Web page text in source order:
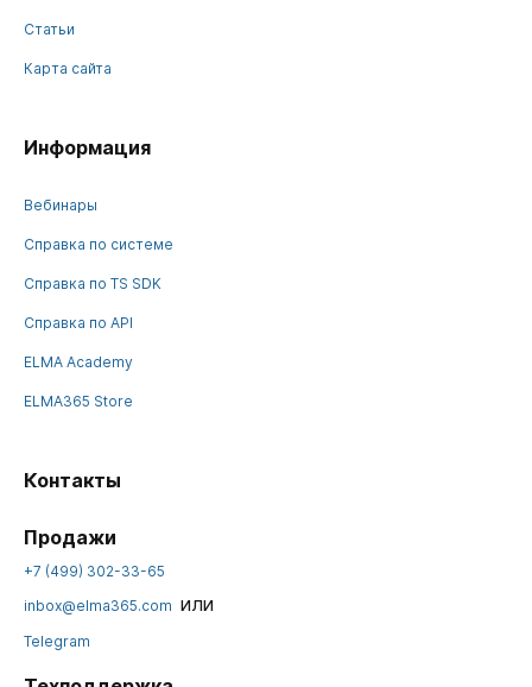
Статьи
Карта сайта
Информация
Вебинары
Справка по системе
Справка по TS SDK
Справка по API
ELMA Academy
ELMA365 Store
Контакты
Продажи
+7 (499) 302-33-65
inbox@elma365.com или
Telegram